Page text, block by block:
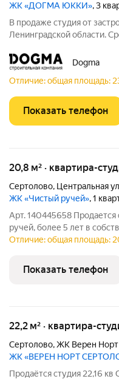
ЖК «ДОГМА ЮККИ», 3
В продаже студия от
Ленинградской области.
социальной
Ленинградской
Dogma
Отличие: общая площадь:
Показать телефон
20,8 м² · квартира-
Сертолово, Центральная
ЖК «Чистый ручей», 1
Арт. 140445658
ручей, более 5 лет в
никто не прописан,
конце августа
Отличие: общая площадь:
Показать телефон
22,2 м² · квартира-
Сертолово,ЖК Верен Норт
ЖК «ВЕРЕН НОРТ
Продаётся студия 22,16